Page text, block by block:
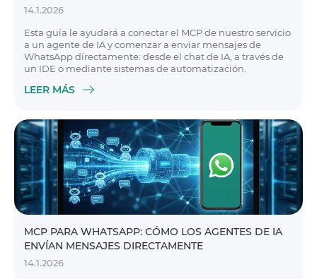
14.1.2026
Esta guía le ayudará a conectar el MCP de nuestro servicio
a un agente de IA y comenzar a enviar mensajes de
WhatsApp directamente: desde el chat de IA, a través de
un IDE o mediante sistemas de automatización.
LEER MÁS
MCP PARA WHATSAPP: CÓMO LOS AGENTES DE IA
ENVÍAN MENSAJES DIRECTAMENTE
14.1.2026